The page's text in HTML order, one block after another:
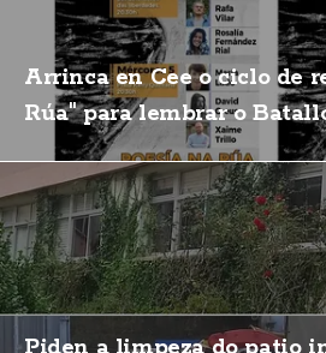
Arrinca en Cee o ciclo de
Rúa" para lembrar o